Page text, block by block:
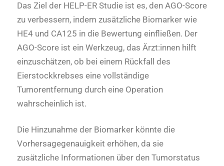
Das Ziel der HELP-ER Studie ist es, den AGO-Score
zu verbessern, indem zusätzliche Biomarker wie
HE4 und CA125 in die Bewertung einfließen. Der
AGO-Score ist ein Werkzeug, das Ärzt:innen hilft
einzuschätzen, ob bei einem Rückfall des
Eierstockkrebses eine vollständige
Tumorentfernung durch eine Operation
wahrscheinlich ist.
Die Hinzunahme der Biomarker könnte die
Vorhersagegenauigkeit erhöhen, da sie
zusätzliche Informationen über den Tumorstatus